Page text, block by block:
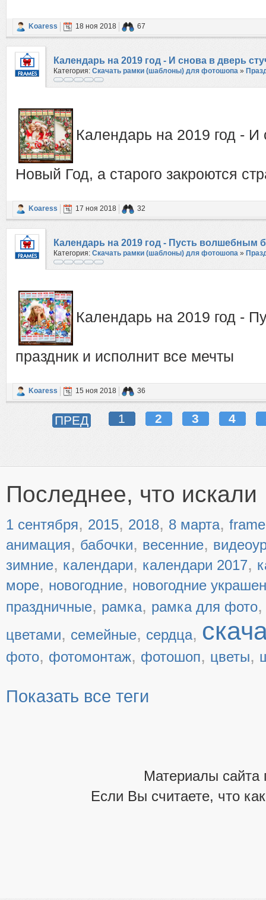
Koaress 18 ноя 2018 67
Календарь на 2019 год - И снова в дверь
страницы
Категория: Скачать рамки (шаблоны) для фотошопа »
Календарь на 2019 год - И
Новый Год, а старого закроются
Koaress 17 ноя 2018 32
Календарь на 2019 год - Пусть волшебным
Категория: Скачать рамки (шаблоны) для фотошопа »
Календарь на 2019 год -
праздник и исполнит все мечты
Koaress 15 ноя 2018 36
ПРЕД 1 2 3 4
Последнее, что искали
1 сентября, 2015, 2018, 8 марта, frame
анимация, бабочки, весенние,
зимние, календари, календари 2017,
море, новогодние, новогодние
праздничные, рамка, рамка для фото
цветами, семейные, сердца,
фото, фотомонтаж, фотошоп, цветы,
Показать все теги
Материалы сайта
Если Вы считаете, что